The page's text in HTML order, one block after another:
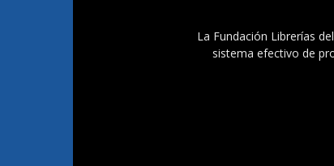
La Fundación Librerías
sistema efectivo de